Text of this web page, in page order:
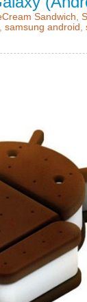
Sandwich,
, samsung android ,